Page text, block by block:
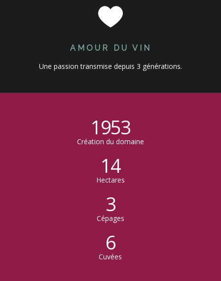
AMOUR DU VIN
Une passion transmise depuis 3 générations.
1953
Création du domaine
14
Hectares
3
Cépages
6
Cuvées